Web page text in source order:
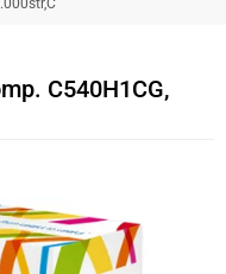
C540H1CG,